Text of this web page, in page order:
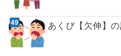
あくび【欠伸】